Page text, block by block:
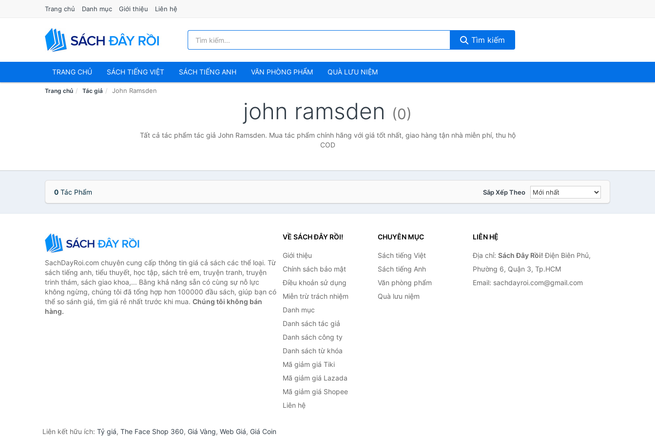
Trang chủ Danh mục Giới thiệu Liên hệ
Tìm kiếm
TRANG CHỦ SÁCH TIẾNG VIỆT SÁCH TIẾNG ANH VĂN PHÒNG PHẨM QUÀ LƯU NIỆM
Trang chủ Tác giả John Ramsden
john ramsden (0)
Tất cả tác phẩm tác giả John Ramsden. Mua tác phẩm chính hãng với giá tốt nhất, giao hàng tận nhà miễn phí, thu hộ
COD
0 Tác Phẩm Sắp Xếp Theo
SachDayRoi.com chuyên cung cấp thông tin giá cả sách các thể loại. Từ
sách tiếng anh, tiểu thuyết, học tập, sách trẻ em, truyện tranh, truyện
trinh thám, sách giao khoa,... Bằng khả năng sẵn có cùng sự nỗ lực
không ngừng, chúng tôi đã tổng hợp hơn 100000 đầu sách, giúp bạn có
thể so sánh giá, tìm giá rẻ nhất trước khi mua. Chúng tôi không bán
hàng.
VỀ SÁCH ĐÂY RỒI!
Giới thiệu
Chính sách bảo mật
Điều khoản sử dụng
Miễn trừ trách nhiệm
Danh mục
Danh sách tác giả
Danh sách công ty
Danh sách từ khóa
Mã giảm giá Tiki
Mã giảm giá Lazada
Mã giảm giá Shopee
Liên hệ
CHUYÊN MỤC
Sách tiếng Việt
Sách tiếng Anh
Văn phòng phẩm
Quà lưu niệm
LIÊN HỆ
Địa chỉ: Sách Đây Rồi! Điện Biên Phủ,
Phường 6, Quận 3, Tp.HCM
Email: sachdayroi.com@gmail.com
Liên kết hữu ích: Tỷ giá, The Face Shop 360, Giá Vàng, Web Giá, Giá Coin